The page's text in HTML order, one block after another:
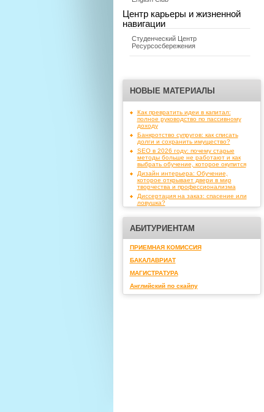
Центр карьеры и жизненной
навигации
Студенческий Центр
Ресурсосбережения
НОВЫЕ МАТЕРИАЛЫ
Как превратить идеи в капитал:
полное руководство по пассивному
доходу
Банкротство супругов: как списать
долги и сохранить имущество?
SEO в 2026 году: почему старые
методы больше не работают и как
выбрать обучение, которое окупится
Дизайн интерьера: Обучение,
которое открывает двери в мир
творчества и профессионализма
Диссертация на заказ: спасение или
ловушка?
АБИТУРИЕНТАМ
ПРИЕМНАЯ КОМИССИЯ
БАКАЛАВРИАТ
МАГИСТРАТУРА
Английский по скайпу